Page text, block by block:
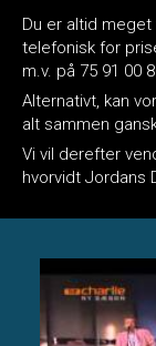
Du er altid
telefonisk for
m.v. på 75 91 00
Alternativt, kan
alt sammen
Vi vil derefter
hvorvidt Jordans